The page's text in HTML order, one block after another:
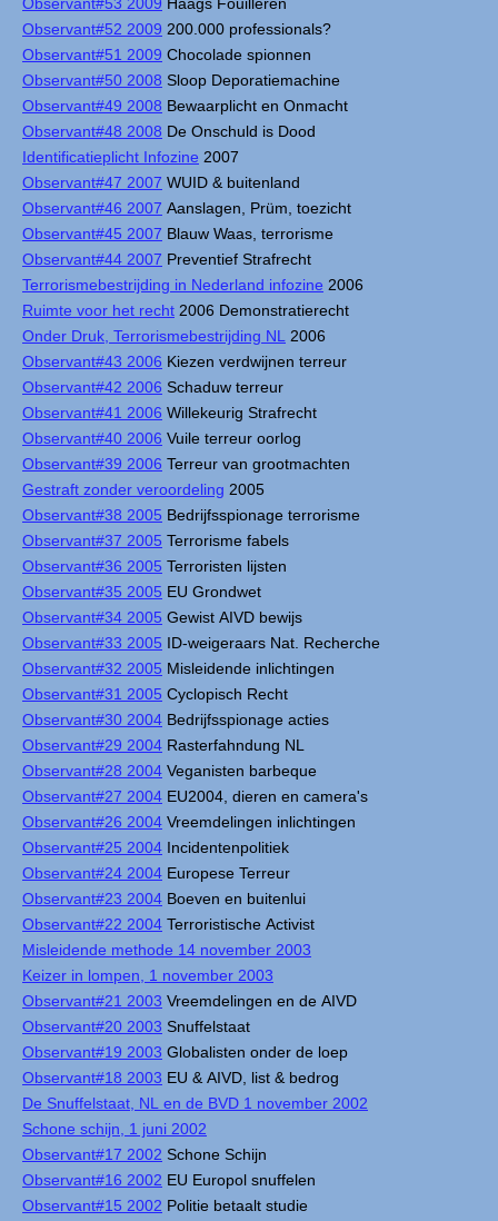
Observant#52 2009 200.000 professionals?
Observant#51 2009 Chocolade spionnen
Observant#50 2008 Sloop Deporatiemachine
Observant#49 2008 Bewaarplicht en Onmacht
Observant#48 2008 De Onschuld is Dood
Identificatieplicht Infozine 2007
Observant#47 2007 WUID & buitenland
Observant#46 2007 Aanslagen, Prüm, toezicht
Observant#45 2007 Blauw Waas, terrorisme
Observant#44 2007 Preventief Strafrecht
Terrorismebestrijding in Nederland infozine 2006
Ruimte voor het recht 2006 Demonstratierecht
Onder Druk, Terrorismebestrijding NL
2006
Observant#43 2006 Kiezen verdwijnen terreur
Observant#42 2006 Schaduw terreur
Observant#41 2006 Willekeurig Strafrecht
Observant#40 2006 Vuile terreur oorlog
Observant#39 2006 Terreur van grootmachten
Gestraft zonder veroordeling 2005
Observant#38 2005 Bedrijfsspionage terrorisme
Observant#37 2005 Terrorisme fabels
Observant#36 2005 Terroristen lijsten
Observant#35 2005 EU Grondwet
Observant#34 2005 Gewist AIVD bewijs
Observant#33 2005 ID-weigeraars Nat. Recherche
Observant#32 2005 Misleidende inlichtingen
Observant#31 2005 Cyclopisch Recht
Observant#30 2004 Bedrijfsspionage acties
Observant#29 2004 Rasterfahndung NL
Observant#28 2004 Veganisten barbeque
Observant#27 2004 EU2004, dieren en camera's
Observant#26 2004 Vreemdelingen inlichtingen
Observant#25 2004 Incidentenpolitiek
Observant#24 2004 Europese Terreur
Observant#23 2004 Boeven en buitenlui
Observant#22 2004 Terroristische Activist
Misleidende methode 14 november 2003
Keizer in lompen, 1 november 2003
Observant#21 2003 Vreemdelingen en de AIVD
Observant#20 2003 Snuffelstaat
Observant#19 2003 Globalisten onder de loep
Observant#18 2003 EU & AIVD, list & bedrog
De Snuffelstaat, NL en de BVD 1 november 2002
Schone schijn, 1 juni 2002
Observant#17 2002 Schone Schijn
Observant#16 2002 EU Europol snuffelen
Observant#15 2002 Politie betaalt studie